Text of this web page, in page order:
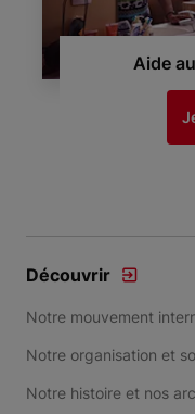
Aide
Découvrir
Notre mouvement
Notre organisation et
Notre histoire et nos